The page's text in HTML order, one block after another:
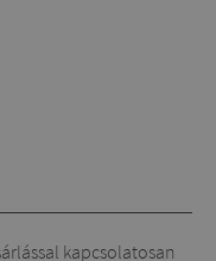
kapcsolatosan